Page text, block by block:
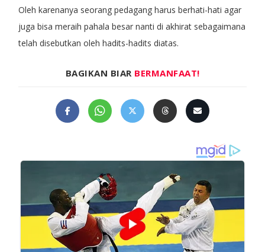
Oleh karenanya seorang pedagang harus berhati-hati agar
juga bisa meraih pahala besar nanti di akhirat sebagaimana
telah disebutkan oleh hadits-hadits diatas.
BAGIKAN BIAR BERMANFAAT!